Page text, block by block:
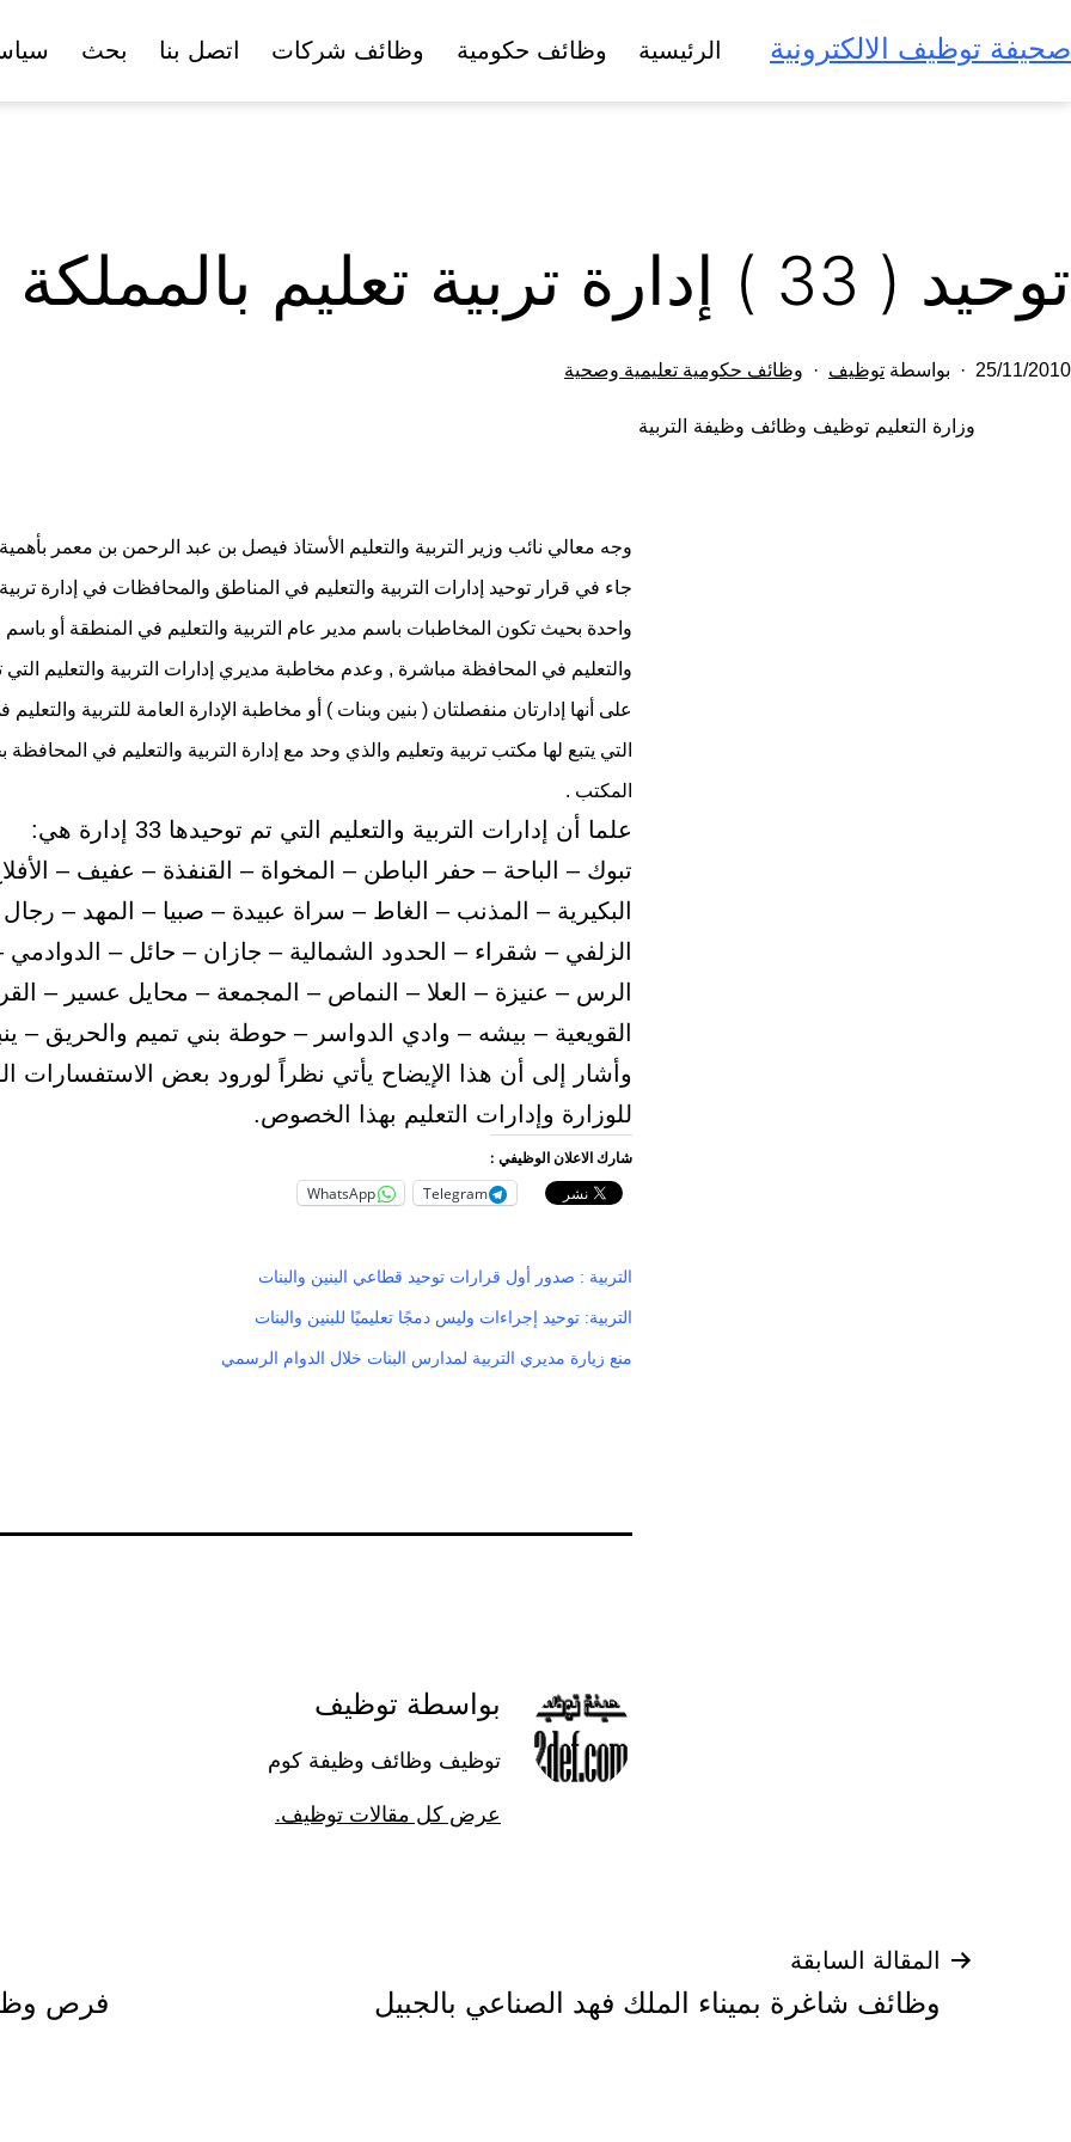
إلى
المحتوى
صحيفة توظيف الالكترونية الرئيسية وظائف حكومية وظائف شركات اتصل بنا بحث
توحيد ( 33 ) إدارة تربية تعليم بالمملكة
تم
في
25/11/2010 بواسطة توظيف
مصنف
وظائف حكومية تعليمية وصحية
وزارة التعليم توظيف وظائف وظيفة التربية
وجه معالي نائب وزير التربية والتعليم الأستاذ فيصل بن عبد الرحمن بن معمر بأهمية
جاء في قرار توحيد إدارات التربية والتعليم في المناطق والمحافظات في إدارة
واحدة بحيث تكون المخاطبات باسم مدير عام التربية والتعليم في المنطقة أو باسم
والتعليم في المحافظة مباشرة , وعدم مخاطبة مديري إدارات التربية والتعليم التي
على أنها إدارتان منفصلتان ( بنين وبنات ) أو مخاطبة الإدارة العامة للتربية
التي يتبع لها مكتب تربية وتعليم والذي وحد مع إدارة التربية والتعليم في
المكتب .
علما أن إدارات التربية والتعليم التي تم توحيدها 33 إدارة هي:
تبوك – الباحة – حفر الباطن – المخواة – القنفذة – عفيف –
البكيرية – المذنب – الغاط – سراة عبيدة – صبيا – المهد –
الزلفي – شقراء – الحدود الشمالية – جازان – حائل – الدوادمي
الرس – عنيزة – العلا – النماص – المجمعة – محايل عسير –
القويعية – بيشه – وادي الدواسر – حوطة بني تميم والحريق –
وأشار إلى أن هذا الإيضاح يأتي نظراً لورود بعض الاستفسارات
للوزارة وإدارات التعليم بهذا الخصوص.
شارك الاعلان الوظيفي :
Telegram
WhatsApp
التربية : صدور أول قرارات توحيد قطاعي البنين والبنات
التربية: توحيد إجراءات وليس دمجًا تعليميًا للبنين والبنات
منع زيارة مديري التربية لمدارس البنات خلال الدوام الرسمي
بواسطة توظيف
توظيف وظائف وظيفة كوم
عرض كل مقالات توظيف.
تصفّح
المقالات
المقالة السابقة
وظائف شاغرة بميناء الملك فهد الصناعي بالجبيل فرص